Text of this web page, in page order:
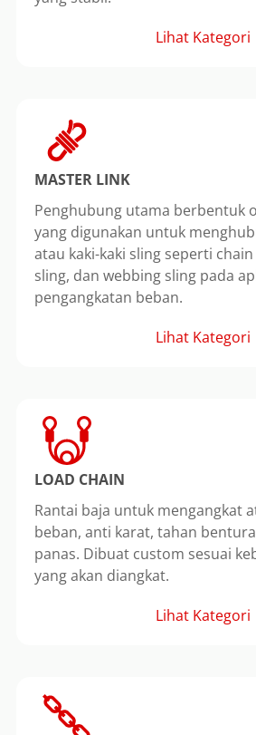
Lihat Kategori
MASTER LINK
Penghubung utama berbentuk
yang digunakan untuk
atau kaki-kaki sling seperti
sling, dan webbing sling pada
pengangkatan beban.
Lihat Kategori
LOAD CHAIN
Rantai baja untuk mengangkat
beban, anti karat, tahan
panas. Dibuat custom sesuai
yang akan diangkat.
Lihat Kategori